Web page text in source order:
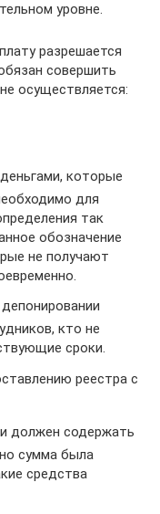
уровне.
разрешается
совершить
осуществляется:
которые
для
так
обозначение
не получают
кто не
сроки.
реестра с
должен содержать
сумма была
средства